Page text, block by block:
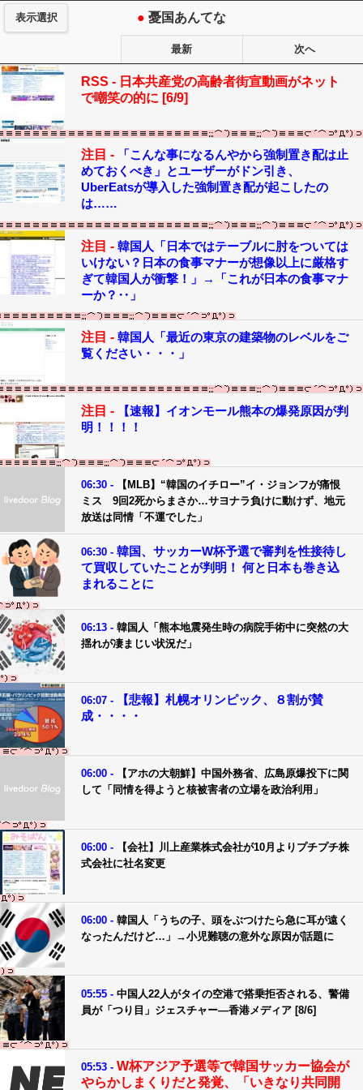
表示選択 ● 憂国あんてな
最新 次へ
RSS - 日本共産党の高齢者街宣動画がネット
で嘲笑の的に [6/9]
注目 -
「こんな事になるんやから強制置き配は止
めておくべき」とユーザーがドン引き、
UberEatsが導入した強制置き配が起こしたの
は……
注目 - 韓国人「日本ではテーブルに肘をついては
いけない？日本の食事マナーが想像以上に厳格す
ぎて韓国人が衝撃！」→「これが日本の食事マナ
ーか？‥」
注目 - 韓国人「最近の東京の建築物のレベルをご
覧ください・・・」
注目 -
【速報】イオンモール熊本の爆発原因が判
明！！！！
06:30 -
【MLB】“韓国のイチロー”イ・ジョンフが痛恨
ミス 9回2死からまさか…サヨナラ負けに動けず、地元
放送は同情「不運でした」
06:30 - 韓国、サッカーW杯予選で審判を性接待し
て買収していたことが判明！ 何と日本も巻き込
まれることに
06:13 - 韓国人「熊本地震発生時の病院手術中に突然の大
揺れが凄まじい状況だ」
06:07 -
【悲報】札幌オリンピック、８割が賛
成・・・・
06:00 -
【アホの大朝鮮】中国外務省、広島原爆投下に関
して「同情を得ようと核被害者の立場を政治利用」
06:00 -
【会社】川上産業株式会社が10月よりプチプチ株
式会社に社名変更
06:00 - 韓国人「うちの子、頭をぶつけたら急に耳が遠く
なったんだけど…」→小児難聴の意外な原因が話題に
05:55 - 中国人22人がタイの空港で搭乗拒否される、警備
員が「つり目」ジェスチャー―香港メディア [8/6]
05:53 - W杯アジア予選等で韓国サッカー協会が
やらかしまくりだと発覚、「いきなり共同開